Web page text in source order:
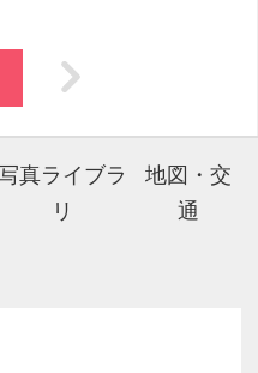
真ライブラ
リ
地図・交
通